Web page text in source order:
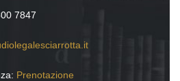
7847
Prenotazione